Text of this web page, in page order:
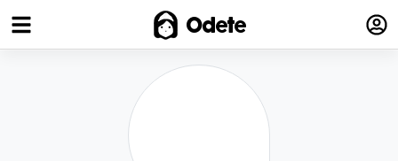
Odete